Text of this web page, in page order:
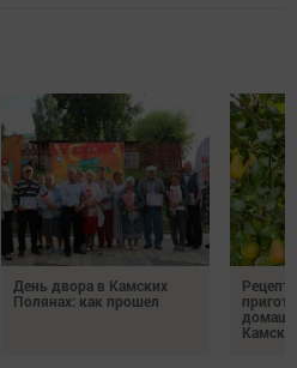
День двора в Камских
Полянах: как прошел